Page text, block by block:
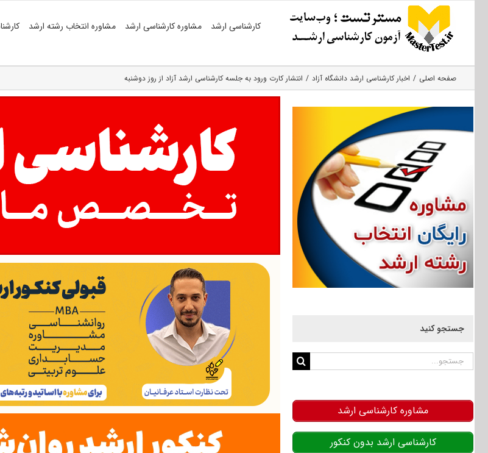
کارشناسی ارشد مشاوره کارشناسی ارشد مشاوره انتخاب رشته ارشد
صفحه اصلی اخبار کارشناسی ارشد دانشگاه آزاد انتشار کارت ورود به جلسه کارشناسی ارشد آزاد از روز دوشنبه
جستجو کنید
جستجو
مشاوره کارشناسی ارشد
کارشناسی ارشد بدون کنکور